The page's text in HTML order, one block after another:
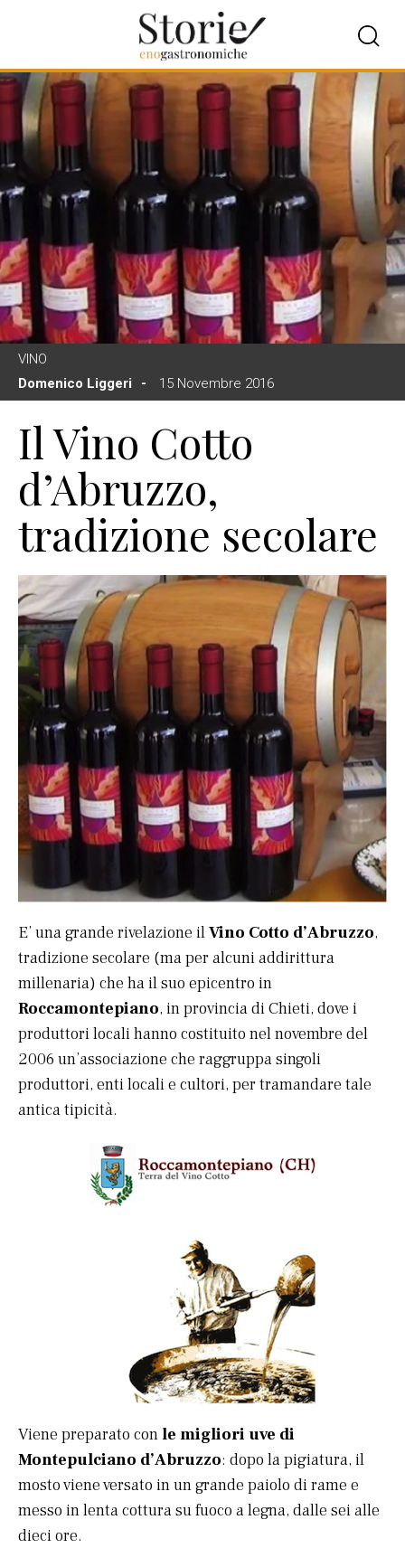
VINO
Domenico Liggeri
15 Novembre 2016
Il Vino Cotto
d’Abruzzo,
tradizione secolare
E’ una grande rivelazione ilVino Cotto d’Abruzzo,
tradizione secolare (ma per alcuni addirittura
millenaria) che ha il suo epicentro in
Roccamontepiano, in provincia di Chieti, dove i
produttori locali hanno costituito nel novembre del
2006 un’associazione che raggruppa singoli
produttori, enti locali e cultori, per tramandare tale
antica tipicità.
Viene preparato conle migliori uve di
Montepulciano d’Abruzzo: dopo la pigiatura, il
mosto viene versato in un grande paiolo di rame e
messo in lenta cottura su fuoco a legna, dalle sei alle
dieci ore.